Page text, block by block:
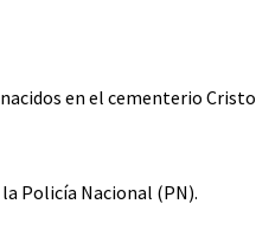
en el cementerio Cristo
Policía Nacional (PN).